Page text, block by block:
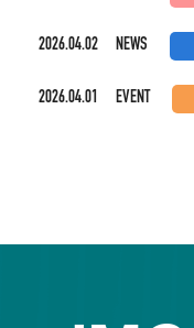
2026.04.02 NEWS
2026.04.01 EVENT